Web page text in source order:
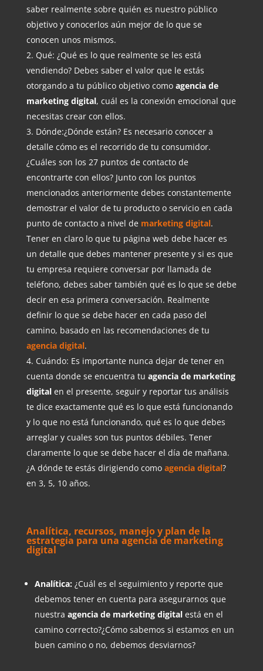
saber realmente sobre quién es nuestro público
objetivo y conocerlos aún mejor de lo que se
conocen unos mismos.
Qué: ¿Qué es lo que realmente se les está
vendiendo? Debes saber el valor que le estás
otorgando a tu público objetivo como agencia de
marketing digital, cuál es la conexión emocional que
necesitas crear con ellos.
Dónde:¿Dónde están? Es necesario conocer a
detalle cómo es el recorrido de tu consumidor.
¿Cuáles son los 27 puntos de contacto de
encontrarte con ellos? Junto con los puntos
mencionados anteriormente debes constantemente
demostrar el valor de tu producto o servicio en cada
punto de contacto a nivel de marketing digital.
Tener en claro lo que tu página web debe hacer es
un detalle que debes mantener presente y si es que
tu empresa requiere conversar por llamada de
teléfono, debes saber también qué es lo que se debe
decir en esa primera conversación. Realmente
definir lo que se debe hacer en cada paso del
camino, basado en las recomendaciones de tu
agencia digital.
Cuándo: Es importante nunca dejar de tener en
cuenta donde se encuentra tu agencia de marketing
digitalen el presente, seguir y reportar tus análisis
te dice exactamente qué es lo que está funcionando
y lo que no está funcionando, qué es lo que debes
arreglar y cuales son tus puntos débiles. Tener
claramente lo que se debe hacer el día de mañana.
¿A dónde te estás dirigiendo como agencia digital?
en 3, 5, 10 años.
Analítica, recursos, manejo y plan de la
estrategia para una agencia de marketing
digital
Analítica: ¿Cuál es el seguimiento y reporte que
debemos tener en cuenta para asegurarnos que
nuestra agencia de marketing digitalestá en el
camino correcto?¿Cómo sabemos si estamos en un
buen camino o no, debemos desviarnos?